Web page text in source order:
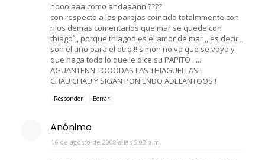
hooolaaa como andaaann ????
con respecto a las parejas coincido totalmmente con
nlos demas comentarios que mar se quede con
thiago`,, porque thiagoo es el amor de mar ,, es decir ,,
son el uno para el otro !! simon no va que se vaya y
que haga todo lo que le dice su PAPITO .....
AGUANTENN TOOODAS LAS THIAGUELLAS !
CHAU CHAU Y SIGAN PONIENDO ADELANTOOS !
Responder Borrar
Anónimo
16 de agosto de 2008 a las 5:03 p.m.